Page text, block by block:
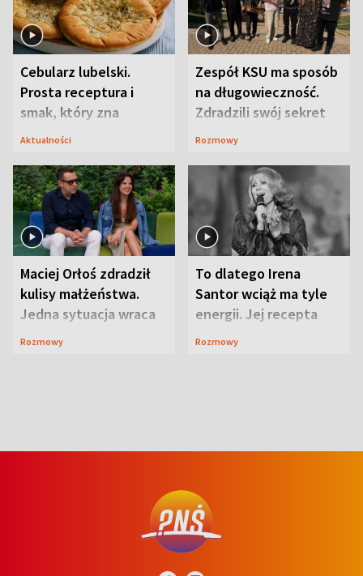
Cebularz lubelski.
Prosta receptura i
smak, który zna
Lubelszczyzna
Aktualności
Zespół KSU ma sposób
na długowieczność.
Zdradzili swój sekret
Rozmowy
Maciej Orłoś zdradził
kulisy małżeństwa.
Jedna sytuacja wraca
jak bumerang
Rozmowy
To dlatego Irena
Santor wciąż ma tyle
energii. Jej recepta
jest zaskakująco
Rozmowy